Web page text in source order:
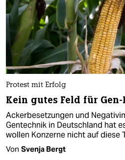
Protest mit Erfolg
Kein gutes Feld für
Ackerbesetzungen und
Gentechnik in Deutschland hat
wollen Konzerne nicht auf diese
Von Svenja Bergt